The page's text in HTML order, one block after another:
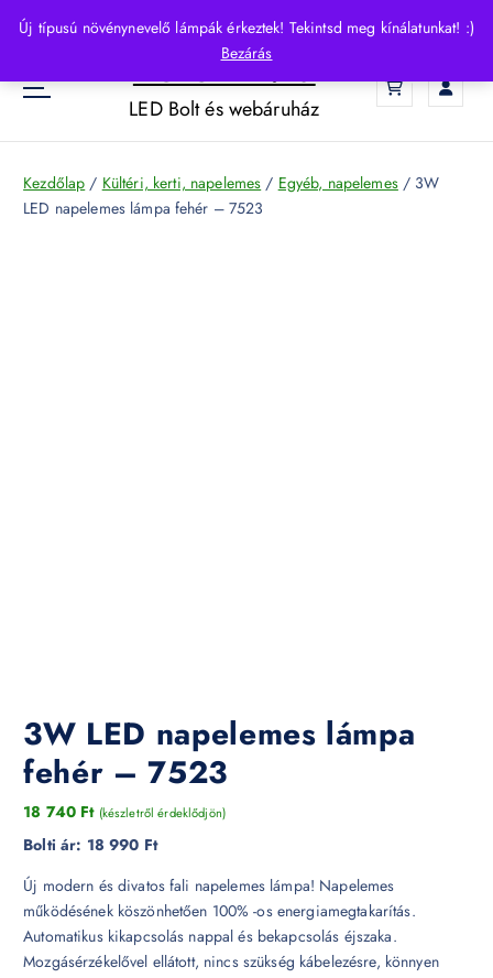
Új típusú növénynevelő lámpák érkeztek! Tekintsd meg kínálatunkat! :)
Bezárás
p
o
HelloLED.hu
LED Bolt és webáruház
Kezdőlap / Kültéri, kerti, napelemes / Egyéb, napelemes/ 3W
LED napelemes lámpa fehér – 7523
3W LED napelemes lámpa
fehér – 7523
18 740 Ft (készletről érdeklődjön)
Bolti ár: 18 990 Ft
Új modern és divatos fali napelemes lámpa! Napelemes
működésének köszönhetően 100% -os energiamegtakarítás.
Automatikus kikapcsolás nappal és bekapcsolás éjszaka.
Mozgásérzékelővel ellátott, nincs szükség kábelezésre, könnyen